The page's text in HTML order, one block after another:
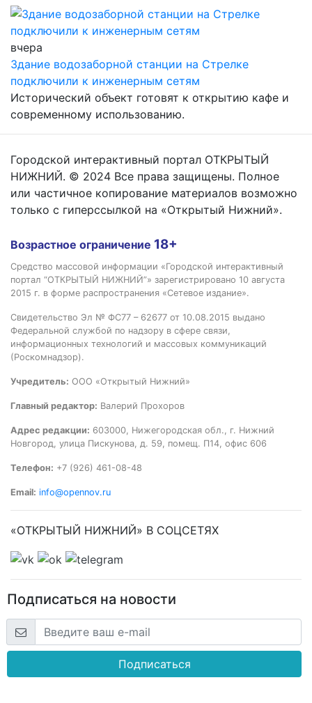
вчера
Здание водозаборной станции на Стрелке
подключили к инженерным сетям
Исторический объект готовят к открытию кафе и
современному использованию.
Городской интерактивный портал ОТКРЫТЫЙ
НИЖНИЙ. © 2024 Все права защищены. Полное
или частичное копирование материалов возможно
только с гиперссылкой на «Открытый Нижний».
Возрастное ограничение 18+
Средство массовой информации «Городской интерактивный
портал “ОТКРЫТЫЙ НИЖНИЙ”» зарегистрировано 10 августа
2015 г. в форме распространения «Сетевое издание».
Свидетельство Эл № ФС77 – 62677 от 10.08.2015 выдано
Федеральной службой по надзору в сфере связи,
информационных технологий и массовых коммуникаций
(Роскомнадзор).
Учредитель: ООО «Открытый Нижний»
Главный редактор: Валерий Прохоров
Адрес редакции: 603000, Нижегородская обл., г. Нижний
Новгород, улица Пискунова, д. 59, помещ. П14, офис 606
Телефон: +7 (926) 461-08-48
Email: info@opennov.ru
«ОТКРЫТЫЙ НИЖНИЙ» В СОЦСЕТЯХ
Подписаться на новости
Подписаться